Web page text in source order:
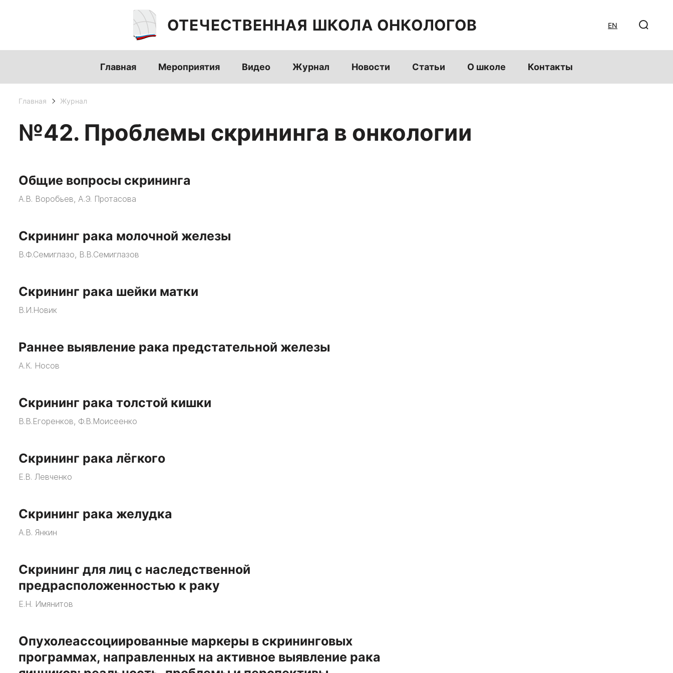
ОТЕЧЕСТВЕННАЯ ШКОЛА ОНКОЛОГОВ EN
Главная Мероприятия Видео Журнал Новости Статьи О школе Контакты
Главная Журнал
№42. Проблемы скрининга в онкологии
Общие вопросы скрининга
А.В. Воробьев, А.Э. Протасова
Скрининг рака молочной железы
В.Ф.Семиглазо, В.В.Семиглазов
Скрининг рака шейки матки
В.И.Новик
Раннее выявление рака предстательной железы
А.К. Носов
Скрининг рака толстой кишки
В.В.Егоренков, Ф.В.Моисеенко
Скрининг рака лёгкого
Е.В. Левченко
Скрининг рака желудка
А.В. Янкин
Скрининг для лиц с наследственной
предрасположенностью к раку
Е.Н. Имянитов
Опухолеассоциированные маркеры в скрининговых
программах, направленных на активное выявление рака